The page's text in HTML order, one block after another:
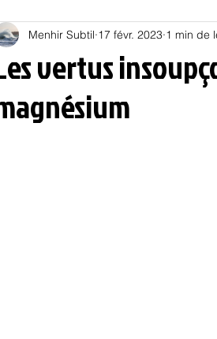
Energies Habitat
Oligarchie Politique
vertus
Menhir Subtil 17 févr. 2023 1 min de